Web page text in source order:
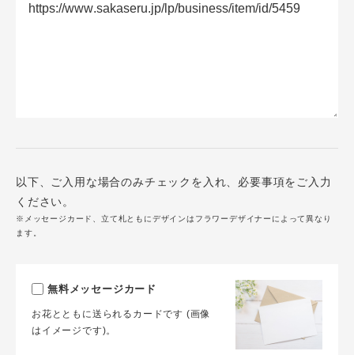
以下、ご入用な場合のみチェックを入れ、必要事項をご入力
ください。
※メッセージカード、立て札ともにデザインはフラワーデザイナーによって異なり
ます。
無料メッセージカード
お花とともに送られるカードです (画像
はイメージです)。